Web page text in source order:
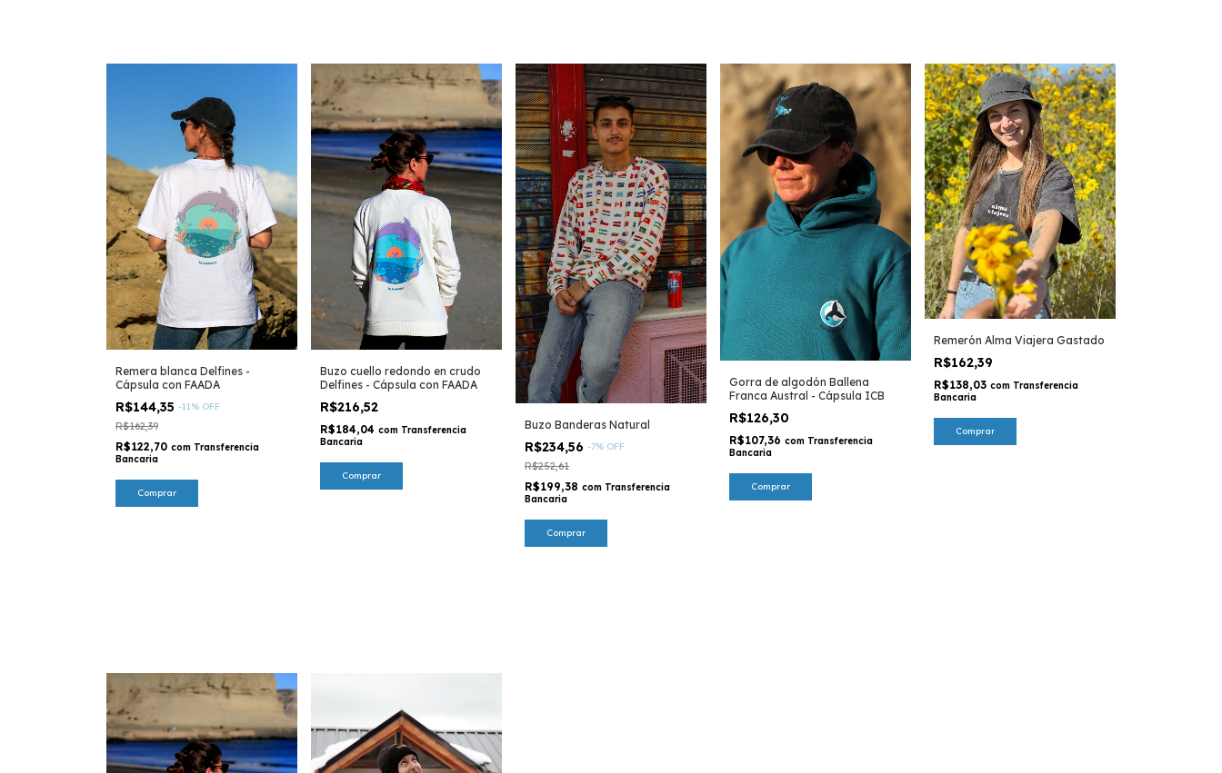
Remera blanca Delfines -
Cápsula con FAADA
R$144,35 -11% OFF
R$162,39
R$122,70 com Transferencia
Bancaria
Comprar
Buzo cuello redondo en crudo
Delfines - Cápsula con FAADA
R$216,52
R$184,04 com Transferencia
Bancaria
Comprar
Buzo Banderas Natural
R$234,56 -7% OFF
R$252,61
R$199,38 com Transferencia
Bancaria
Comprar
Gorra de algodón Ballena
Franca Austral - Cápsula ICB
R$126,30
R$107,36 com Transferencia
Bancaria
Comprar
Remerón Alma Viajera Gastado
R$162,39
R$138,03 com Transferencia
Bancaria